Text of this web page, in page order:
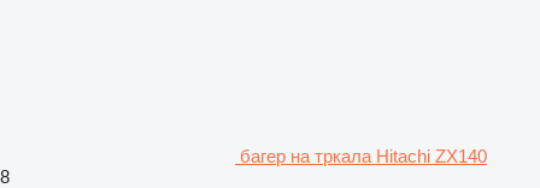
багер на тркала Hitachi ZX140
8